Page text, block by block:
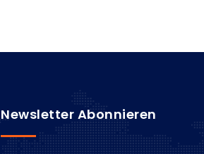
Newsletter Abonnieren